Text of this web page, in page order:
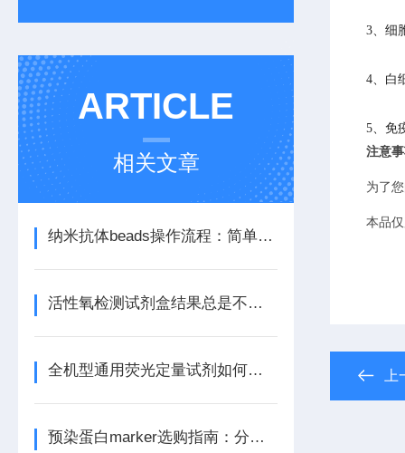
ARTICLE
相关文章
纳米抗体beads操作流程：简单高效一步到位
活性氧检测试剂盒结果总是不理想？效率问题排查
全机型通用荧光定量试剂如何帮您节省成本和空间
预染蛋白marker选购指南：分子量范围、颜色数、批次稳定性
3、细
4、白
5、免
注意
为了
本品